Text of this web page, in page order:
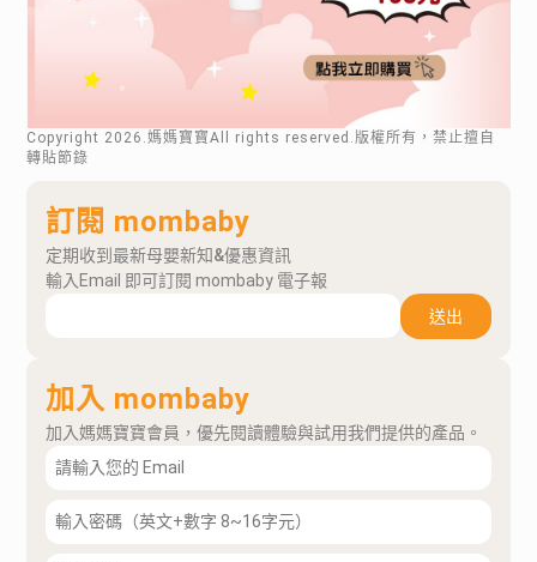
Copyright 2026 .媽媽寶寶All rights reserved.版權所有，禁止擅自
轉貼節錄
訂閱 mombaby
定期收到最新母嬰新知&優惠資訊
輸入Email 即可訂閱 mombaby 電子報
送出
加入 mombaby
加入媽媽寶寶會員，優先閱讀體驗與試用我們提供的產品。